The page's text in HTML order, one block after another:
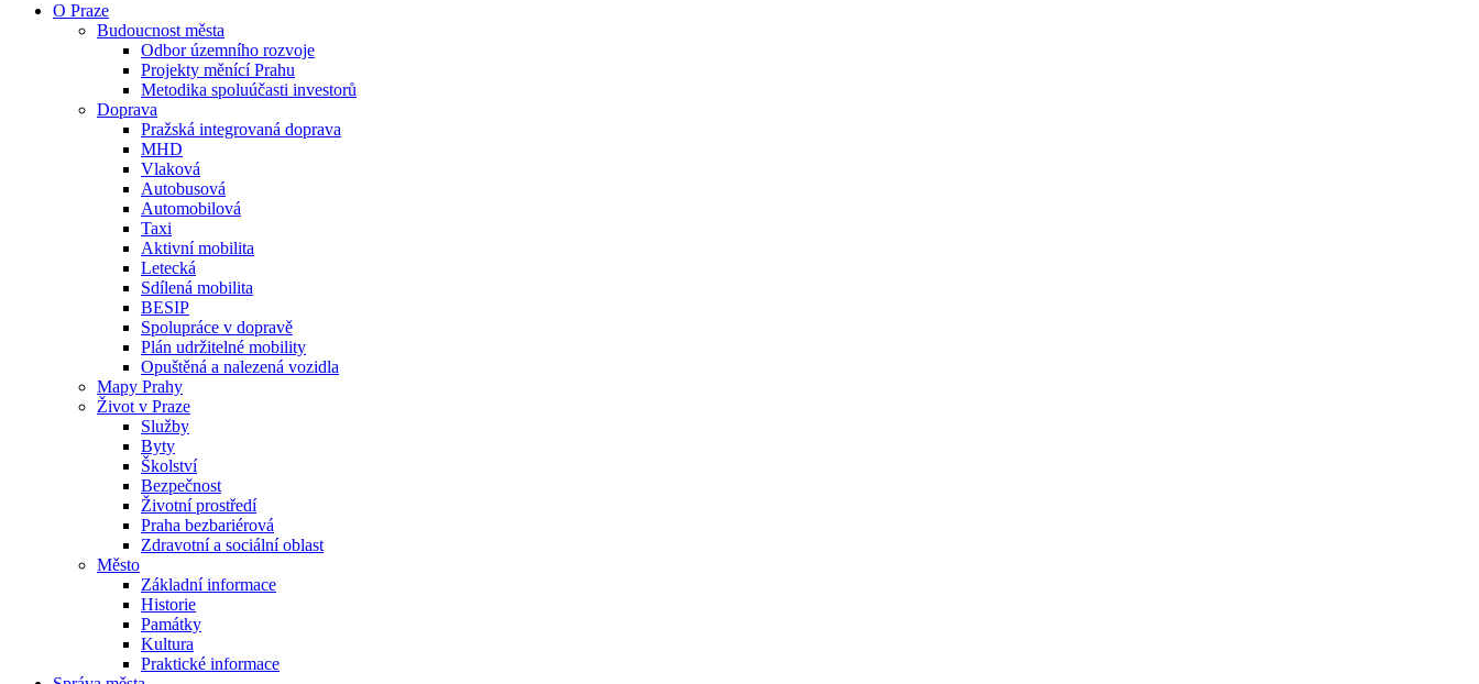
O Praze
Budoucnost města
Odbor územního rozvoje
Projekty měnící Prahu
Metodika spoluúčasti investorů
Doprava
Pražská integrovaná doprava
MHD
Vlaková
Autobusová
Automobilová
Taxi
Aktivní mobilita
Letecká
Sdílená mobilita
BESIP
Spolupráce v dopravě
Plán udržitelné mobility
Opuštěná a nalezená vozidla
Mapy Prahy
Život v Praze
Služby
Byty
Školství
Bezpečnost
Životní prostředí
Praha bezbariérová
Zdravotní a sociální oblast
Město
Základní informace
Historie
Památky
Kultura
Praktické informace